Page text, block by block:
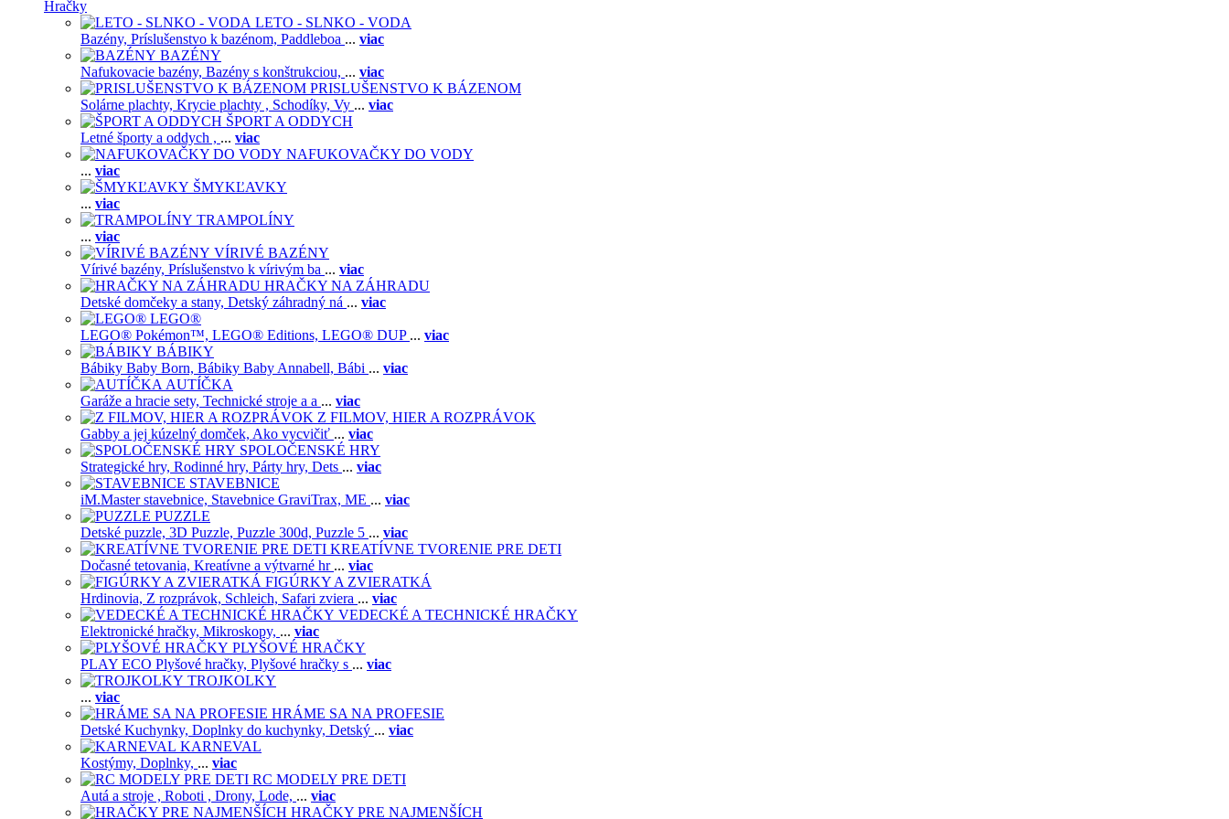
Hračky
LETO - SLNKO - VODA
Bazény, Príslušenstvo k bazénom, Paddleboa ... viac
BAZÉNY
Nafukovacie bazény, Bazény s konštrukciou, ... viac
PRISLUŠENSTVO K BÁZENOM
Solárne plachty, Krycie plachty , Schodíky, Vy ... viac
ŠPORT A ODDYCH
Letné športy a oddych , ... viac
NAFUKOVAČKY DO VODY
... viac
ŠMYKĽAVKY
... viac
TRAMPOLÍNY
... viac
VÍRIVÉ BAZÉNY
Vírivé bazény, Príslušenstvo k vírivým ba ... viac
HRAČKY NA ZÁHRADU
Detské domčeky a stany, Detský záhradný ná ... viac
LEGO®
LEGO® Pokémon™, LEGO® Editions, LEGO® DUP ... viac
BÁBIKY
Bábiky Baby Born, Bábiky Baby Annabell, Bábi ... viac
AUTÍČKA
Garáže a hracie sety, Technické stroje a a ... viac
Z FILMOV, HIER A ROZPRÁVOK
Gabby a jej kúzelný domček, Ako vycvičiť ... viac
SPOLOČENSKÉ HRY
Strategické hry, Rodinné hry, Párty hry, Dets ... viac
STAVEBNICE
iM.Master stavebnice, Stavebnice GraviTrax, ME ... viac
PUZZLE
Detské puzzle, 3D Puzzle, Puzzle 300d, Puzzle 5 ... viac
KREATÍVNE TVORENIE PRE DETI
Dočasné tetovania, Kreatívne a výtvarné hr ... viac
FIGÚRKY A ZVIERATKÁ
Hrdinovia, Z rozprávok, Schleich, Safari zviera ... viac
VEDECKÉ A TECHNICKÉ HRAČKY
Elektronické hračky, Mikroskopy, ... viac
PLYŠOVÉ HRAČKY
PLAY ECO Plyšové hračky, Plyšové hračky s ... viac
TROJKOLKY
... viac
HRÁME SA NA PROFESIE
Detské Kuchynky, Doplnky do kuchynky, Detský ... viac
KARNEVAL
Kostýmy, Doplnky, ... viac
RC MODELY PRE DETI
Autá a stroje , Roboti , Drony, Lode, ... viac
HRAČKY PRE NAJMENŠÍCH